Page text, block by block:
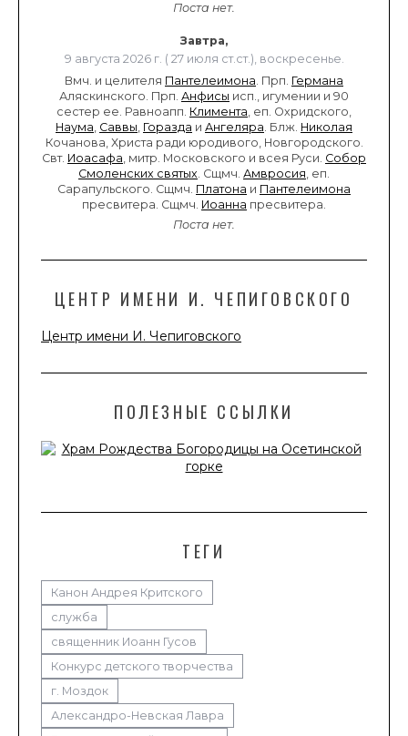
Поста нет.
Завтра,
9 августа 2026 г. ( 27 июля ст.ст.), воскресенье.
Вмч. и целителя Пантелеимона. Прп. Германа
Аляскинского. Прп. Анфисы исп., игумении и 90
сестер ее. Равноапп. Климента, еп. Охридского,
Наума, Саввы, Горазда и Ангеляра. Блж. Николая
Кочанова, Христа ради юродивого, Новгородского.
Свт. Иоасафа, митр. Московского и всея Руси. Собор
Смоленских святых. Сщмч. Амвросия, еп.
Сарапульского. Сщмч. Платона и Пантелеимона
пресвитера. Сщмч. Иоанна пресвитера.
Поста нет.
ЦЕНТР ИМЕНИ И. ЧЕПИГОВСКОГО
Центр имени И. Чепиговского
ПОЛЕЗНЫЕ ССЫЛКИ
ТЕГИ
Канон Андрея Критского
служба
священник Иоанн Гусов
Конкурс детского творчества
г. Моздок
Александро-Невская Лавра